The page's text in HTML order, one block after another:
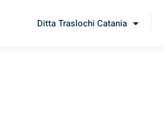
Ditta Traslochi Catania